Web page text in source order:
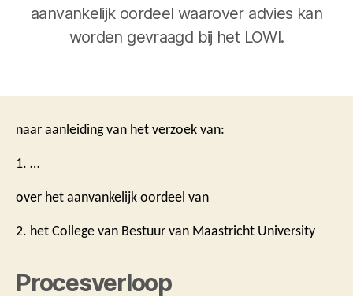
aanvankelijk oordeel waarover advies kan
worden gevraagd bij het LOWI.
naar aanleiding van het verzoek van:
1. …
over het aanvankelijk oordeel van
2. het College van Bestuur van Maastricht University
Procesverloop